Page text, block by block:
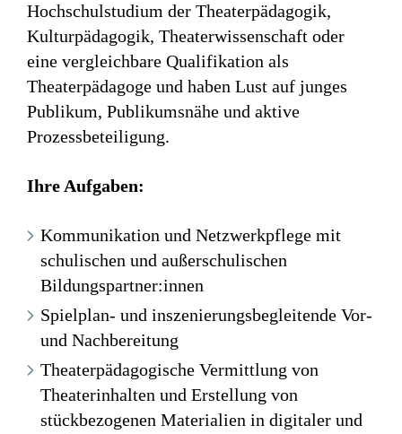
Hochschulstudium der Theaterpädagogik,
Kulturpädagogik, Theaterwissenschaft oder
eine vergleichbare Qualifikation als
Theaterpädagoge und haben Lust auf junges
Publikum, Publikumsnähe und aktive
Prozessbeteiligung.
Ihre Aufgaben:
Kommunikation und Netzwerkpflege mit
schulischen und außerschulischen
Bildungspartner:innen
Spielplan- und inszenierungsbegleitende Vor-
und Nachbereitung
Theaterpädagogische Vermittlung von
Theaterinhalten und Erstellung von
stückbezogenen Materialien in digitaler und